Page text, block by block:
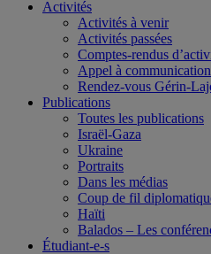
Activités
Activités à venir
Activités passées
Comptes-rendus
Appel à
Rendez-vous Gérin-
Publications
Toutes les publications
Israël-Gaza
Ukraine
Portraits
Dans les médias
Coup de fil
Haïti
Balados – Les
Étudiant-e-s